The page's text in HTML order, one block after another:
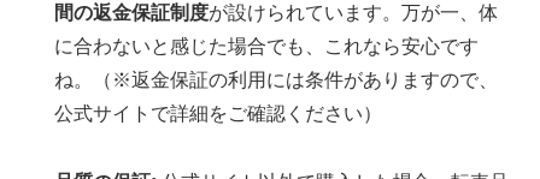
間の返金保証制度が設けられています。万が一、体
に合わないと感じた場合でも、これなら安心です
ね。（※返金保証の利用には条件がありますので、
公式サイトで詳細をご確認ください）